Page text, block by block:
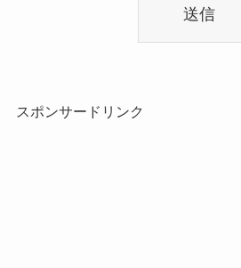
スポンサードリンク